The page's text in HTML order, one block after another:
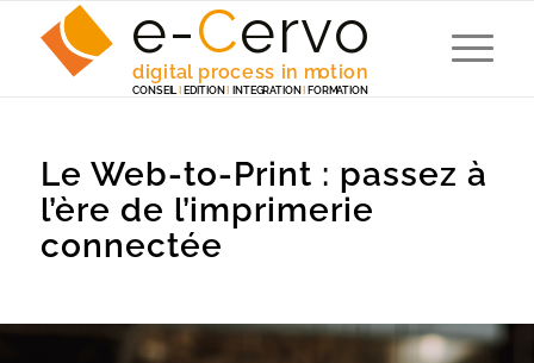
e-Cervo
digital process in motion
CONSEIL EDITION INTEGRATION FORMATION
Le Web-to-Print : passez à
l’ère de l’imprimerie
connectée